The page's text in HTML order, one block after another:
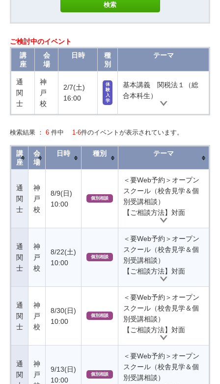
ご検討中のイベント
講
座
会
場
日時
種
別
テーマ
通
関
士
神
戸
校
2/7(土)
16:00
体
験
入
学
基本講義 関税法１（総
合本科生）
検索結果 ： 6 件中 1-6件のイベントが表示されています。
講
座
会
場
日時 種別 テーマ
通
関
士
神
戸
校
8/9(日)
10:00
個別相談
＜要Web予約＞オープン
スクール（校舎見学＆個
別受講相談）
【ご相談方法】対面
通
関
士
神
戸
校
8/22(土)
10:00
個別相談
＜要Web予約＞オープン
スクール（校舎見学＆個
別受講相談）
【ご相談方法】対面
通
関
士
神
戸
校
8/30(日)
10:00
個別相談
＜要Web予約＞オープン
スクール（校舎見学＆個
別受講相談）
【ご相談方法】対面
通
関
神
戸
9/13(日)
10:00
個別相談
＜要Web予約＞オープン
スクール（校舎見学＆個
別受講相談）